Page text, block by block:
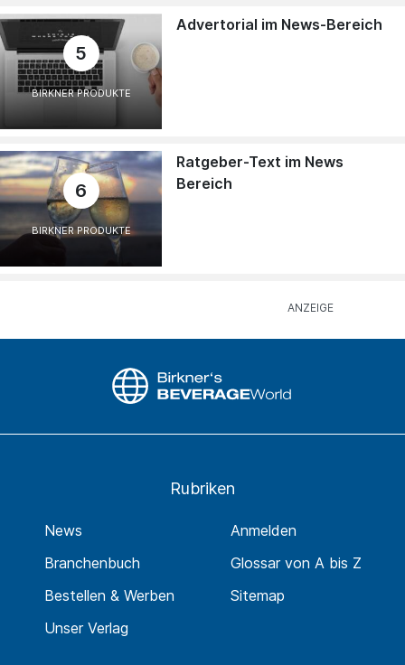
5
BIRKNER PRODUKTE
Advertorial im News-Bereich
6
BIRKNER PRODUKTE
Ratgeber-Text im News
Bereich
Rubriken
News
Branchenbuch
Bestellen & Werben
Unser Verlag
Anmelden
Glossar von A bis Z
Sitemap